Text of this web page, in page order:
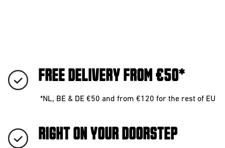
FREE DELIVERY FROM €50*
*NL, BE & DE €50 and from €120 for the rest of EU
RIGHT ON YOUR DOORSTEP